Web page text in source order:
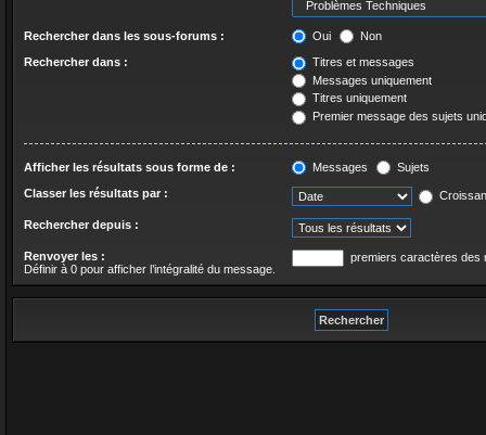
Rechercher dans les sous-forums : Oui Non
Rechercher dans :
Titres et messages
Messages uniquement
Titres uniquement
Premier message des sujets
Afficher les résultats sous forme de : Messages Sujets
Classer les résultats par :
Rechercher depuis :
Renvoyer les :
Définir à 0 pour afficher l’intégralité du message.
premiers caractères des